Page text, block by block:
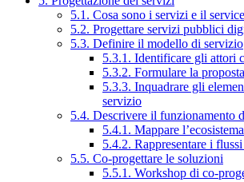
5.1. Cosa sono i servizi e il
5.2. Progettare servizi pubblici
5.3. Definire il modello di servizio
5.3.1. Identificare gli attori
5.3.2. Formulare la
5.3.3. Inquadrare gli
servizio
5.4. Descrivere il funzionamento
5.4.1. Mappare l’ecosistema
5.4.2. Rappresentare i
5.5. Co-progettare le soluzioni
5.5.1. Workshop di co-